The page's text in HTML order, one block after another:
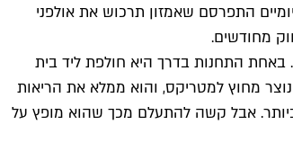
לא השתנה. לפני יומיים התפרסם שאמזון תרכוש את אולפני
באחת התחנות בדרך היא חולפת ליד בית
מחוץ למטריקס, והוא ממלא את הריאות
אבל קשה להתעלם מכך שהוא מופץ על